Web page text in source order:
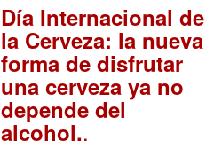
Día Internacional de
la Cerveza: la nueva
forma de disfrutar
una cerveza ya no
depende del
alcohol..